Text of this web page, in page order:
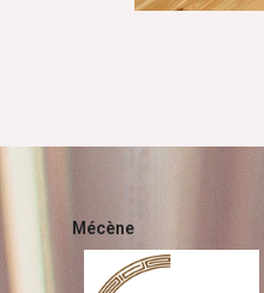
Mécène